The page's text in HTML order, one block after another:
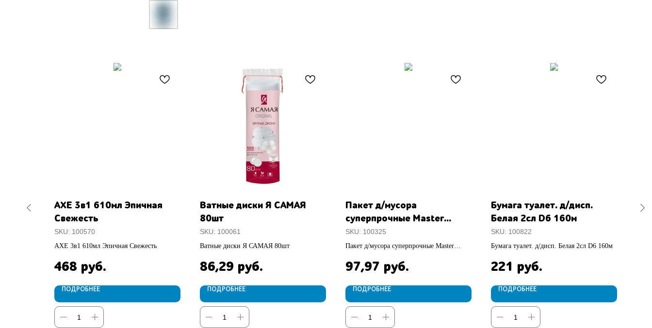
250мл
AXE 3в1 610мл Эпичная
Свежесть
SKU: 100570
AXE 3в1 610мл Эпичная Свежесть
468 руб.
ПОДРОБНЕЕ
Ватные диски Я САМАЯ
80шт
SKU: 100061
Ватные диски Я САМАЯ 80шт
86,29 руб.
ПОДРОБНЕЕ
Пакет д/мусора
суперпрочные Master
FRESH 120л 10шт 23мкм
SKU: 100325
Пакет д/мусора суперпрочные Master
97,97 руб.
ПОДРОБНЕЕ
Бумага туалет. д/дисп.
Белая 2сл D6 160м
SKU: 100822
Бумага туалет. д/дисп. Белая 2сл D6 160м
221 руб.
ПОДРОБНЕЕ